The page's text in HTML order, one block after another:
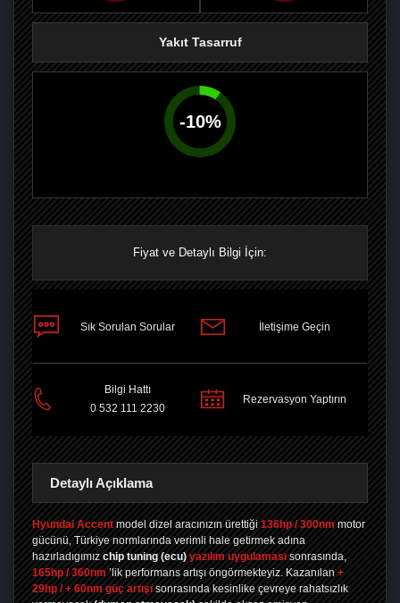
Yakıt Tasarruf
-10%
Fiyat ve Detaylı Bilgi İçin:
Sık Sorulan Sorular İletişime Geçin
Bilgi Hattı
0 532 111 2230
Rezervasyon Yaptırın
Detaylı Açıklama
Hyundai Accent model dizel aracınızın ürettiği 136hp / 300nm motor
gücünü, Türkiye normlarında verimli hale getirmek adına
hazırladıgımız chip tuning (ecu) yazılım uygulaması sonrasında,
165hp / 360nm ’lik performans artışı öngörmekteyiz. Kazanılan +
29hp / + 60nm güç artışı sonrasında kesinlike çevreye rahatsızlık